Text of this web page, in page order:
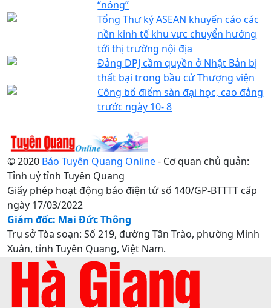
“nóng”
Tổng Thư ký ASEAN khuyến cáo các
nền kinh tế khu vực chuyển hướng
tới thị trường nội địa
Ðảng DPJ cầm quyền ở Nhật Bản bị
thất bại trong bầu cử Thượng viện
Công bố điểm sàn đại học, cao đẳng
trước ngày 10- 8
© 2020 Báo Tuyên Quang Online- Cơ quan chủ quản:
Tỉnh uỷ tỉnh Tuyên Quang
Giấy phép hoạt động báo điện tử số 140/GP-BTTTT cấp
ngày 17/03/2022
Giám đốc: Mai Đức Thông
Trụ sở Tòa soạn: Số 219, đường Tân Trào, phường Minh
Xuân, tỉnh Tuyên Quang, Việt Nam.
Điện thoại: 0207.3822820 - 0207.3817155 / Fax:
0207.3822821 - Email:
baotuyenquang.com.vn@gmail.com